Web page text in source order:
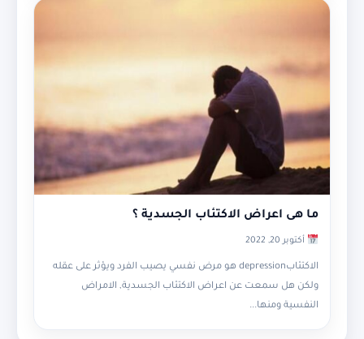
ما هى اعراض الاكتئاب الجسدية ؟
أكتوبر 20, 2022
الاكتئابdepression هو مرض نفسي يصيب الفرد ويؤثر على عقله
ولكن هل سمعت عن اعراض الاكتئاب الجسدية, الامراض
النفسية ومنها...